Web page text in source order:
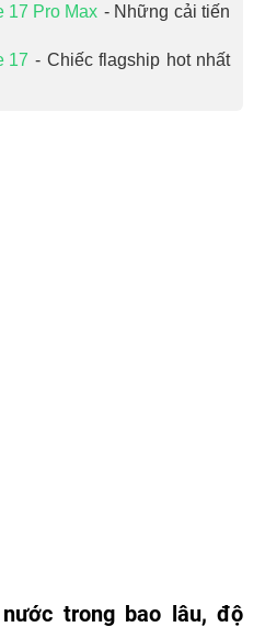
17 Pro Max - Những cải tiến
17 - Chiếc flagship hot nhất
trong bao lâu, độ